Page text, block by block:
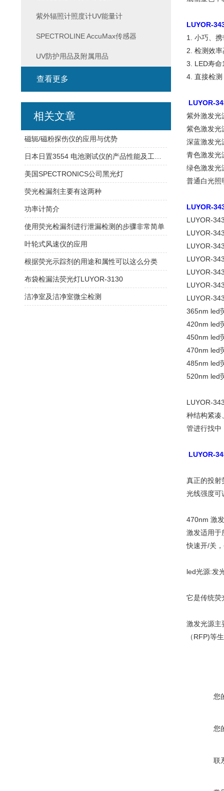
LUYOR-
1. 小巧、
2. 检测效
3. LED寿
4. 直接检
LUYOR-
紫外激发光
紫色激发
深蓝激发光
青色激发光
绿色激发光
普通白光照
LUYOR-
LUYOR-
LUYOR-
LUYOR-
LUYOR-
LUYOR-
LUYOR-
LUYOR-
365nm led
420nm led
450nm led
470nm led
485nm led
520nm led
LUYOR-
种结构紧凑
管进行找中
LUYOR-
真正的投射
光线强度可
470nm 激发
激发适用于
快速开/关
led光源:发
它是传统荧
激发光源主
（RFP)等
您
您
联
紫外辐照计照度计UV能量计
SPECTROLINE AccuMax传感器
UV防护用品及附属用品
查看更多
相关文章
磁轭/磁粉探伤仪的应用与优势
美国SPECTRONICS公司黑光灯
荧光检漏剂主要有这两种
功率计简介
使用荧光检漏剂进行泄漏检测的步骤非常简单
叶轮式风速仪的应用
根据荧光示踪剂的用途和属性可以这么分类
布袋检漏法荧光灯LUYOR-3130
洁净室及洁净室微尘检测